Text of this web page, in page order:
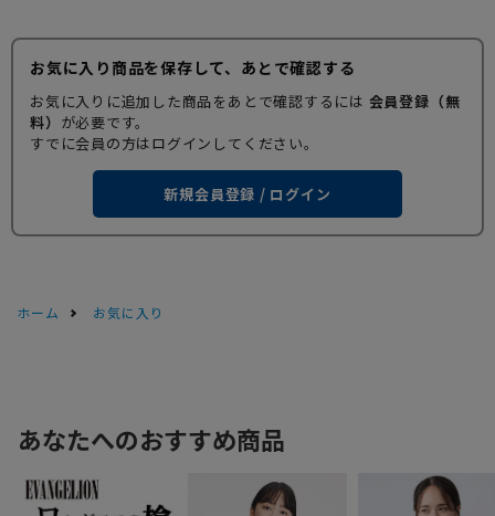
お気に入り商品を保存して、あとで確認する
お気に入りに追加した商品をあとで確認するには 会員登録（無
料） が必要です。
すでに会員の方はログインしてください。
新規会員登録 / ログイン
ホーム お気に入り